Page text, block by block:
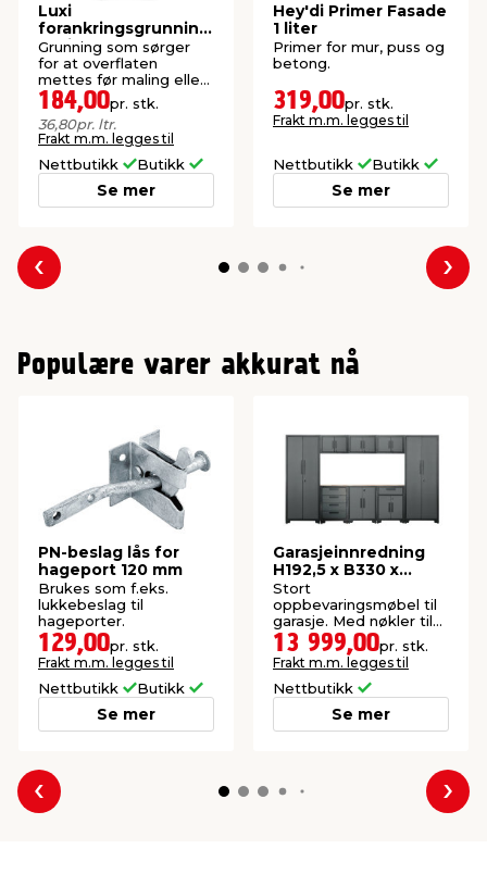
Luxi
forankringsgrunning
- 5 liter
Grunning som sørger
for at overflaten
mettes før maling eller
oppsetting av filt, vev
eller tapet.
184,00pr. stk.
36,80pr. ltr.
Frakt m.m. legges til
Nettbutikk Butikk
Se mer
Hey'di Primer Fasade
1 liter
Primer for mur, puss og
betong.
319,00pr. stk.
Frakt m.m. legges til
Nettbutikk Butikk
Se mer
Forrige
Populære varer akkurat nå
PN-beslag lås for
hageport 120 mm
Brukes som f.eks.
lukkebeslag til
hageporter.
129,00pr. stk.
Frakt m.m. legges til
Nettbutikk Butikk
Se mer
Garasjeinnredning
H192,5 x B330 x
D47,2 cm
Stort
oppbevaringsmøbel til
garasje. Med nøkler til
alle dører.
13 999,00pr. stk.
Frakt m.m. legges til
Nettbutikk
Se mer
Forrige